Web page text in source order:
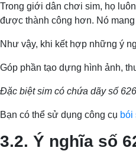
Trong giới dân chơi sim, họ
được thành công hơn. Nó
Như vậy, khi kết hợp những ý
Góp phần tạo dựng hình ảnh,
Đặc biệt sim có chứa dãy số
Bạn có thể sử dụng công cụ bói
3.2. Ý nghĩa số